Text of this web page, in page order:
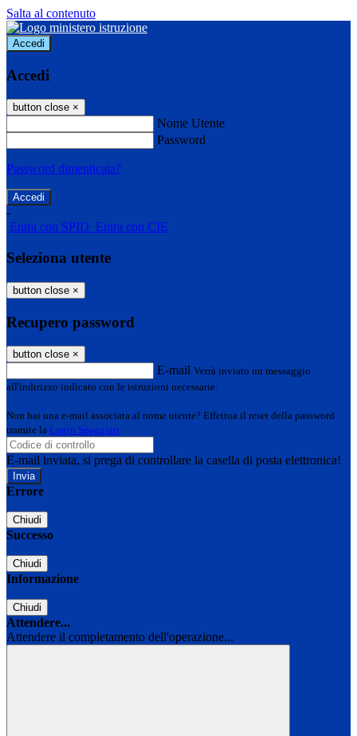
Salta al contenuto
Accedi
Accedi
button close ×
Nome Utente
Password
Password dimenticata?
-
Entra con SPID Entra con CIE
Seleziona utente
button close ×
Recupero password
button close ×
E-mail Verrà inviato un messaggio
all'indirizzo indicato con le istruzioni necessarie.
Non hai una e-mail associata al nome utente? Effettua il reset della password
tramite la Login Spaggiari
E-mail inviata, si prega di controllare la casella di posta elettronica!
Errore
Chiudi
Successo
Chiudi
Informazione
Chiudi
Attendere...
Attendere il completamento dell'operazione...